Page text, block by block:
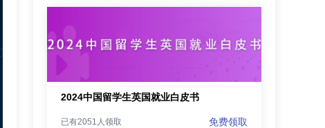
2024中国留学生英国就业白皮书
已有2051人领取 免费领取